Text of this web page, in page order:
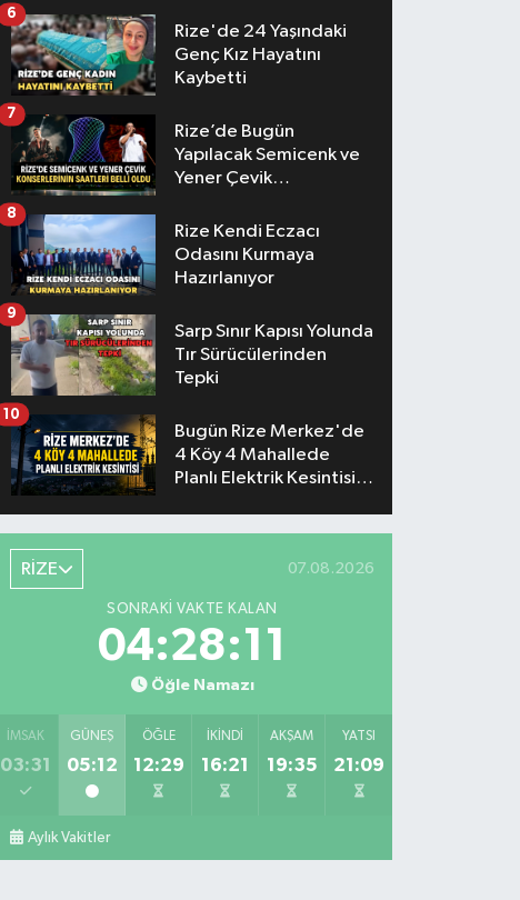
Rize'de 24 Yaşındaki
Genç Kız Hayatını
Kaybetti
6
Rize’de Bugün
Yapılacak Semicenk ve
Yener Çevik
Belli Oldu
7
Rize Kendi Eczacı
Odasını Kurmaya
Hazırlanıyor
8
Sarp Sınır Kapısı Yolunda
Tır Sürücülerinden
Tepki
9
Bugün Rize Merkez'de
4 Köy 4 Mahallede
Planlı Elektrik Kesintisi
10
RİZE 07.08.2026
SONRAKI VAKTE KALAN
04:28:10
Öğle Namazı
İMSAK
03:31
GÜNEŞ
05:12
ÖĞLE
12:29
İKINDI
16:21
AKŞAM
19:35
YATSI
21:09
Aylık Vakitler